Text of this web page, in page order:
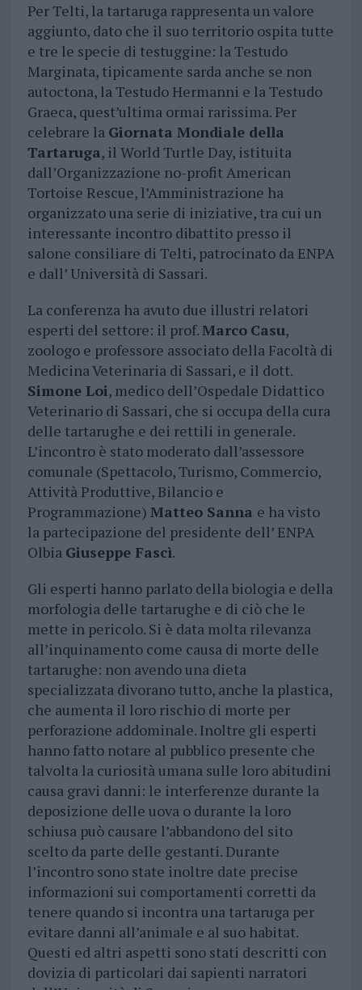
Per Telti, la tartaruga rappresenta un valore
aggiunto, dato che il suo territorio ospita tutte
e tre le specie di testuggine: la Testudo
Marginata, tipicamente sarda anche se non
autoctona, la Testudo Hermanni e la Testudo
Graeca, quest’ultima ormai rarissima. Per
celebrare la Giornata Mondiale della
Tartaruga, il World Turtle Day, istituita
dall’Organizzazione no-profit American
Tortoise Rescue, l’Amministrazione ha
organizzato una serie di iniziative, tra cui un
interessante incontro dibattito presso il
salone consiliare di Telti, patrocinato da ENPA
e dall’ Università di Sassari.
La conferenza ha avuto due illustri relatori
esperti del settore: il prof.Marco Casu,
zoologo e professore associato della Facoltà di
Medicina Veterinaria di Sassari, e il dott.
Simone Loi, medico dell’Ospedale Didattico
Veterinario di Sassari, che si occupa della cura
delle tartarughe e dei rettili in generale.
L’incontro è stato moderato dall’assessore
comunale (Spettacolo, Turismo, Commercio,
Attività Produttive, Bilancio e
Programmazione) Matteo Sanna e ha visto
la partecipazione del presidente dell’ ENPA
Olbia Giuseppe Fascì.
Gli esperti hanno parlato della biologia e della
morfologia delle tartarughe e di ciò che le
mette in pericolo. Si è data molta rilevanza
all’inquinamento come causa di morte delle
tartarughe: non avendo una dieta
specializzata divorano tutto, anche la plastica,
che aumenta il loro rischio di morte per
perforazione addominale. Inoltre gli esperti
hanno fatto notare al pubblico presente che
talvolta la curiosità umana sulle loro abitudini
causa gravi danni: le interferenze durante la
deposizione delle uova o durante la loro
schiusa può causare l’abbandono del sito
scelto da parte delle gestanti. Durante
l’incontro sono state inoltre date precise
informazioni sui comportamenti corretti da
tenere quando si incontra una tartaruga per
evitare danni all’animale e al suo habitat.
Questi ed altri aspetti sono stati descritti con
dovizia di particolari dai sapienti narratori